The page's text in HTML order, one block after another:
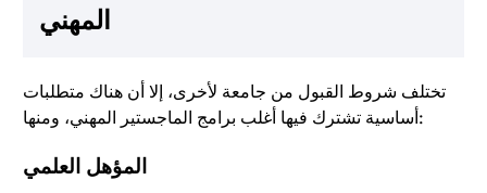
المهني
تختلف شروط القبول من جامعة لأخرى، إلا أن هناك متطلبات
أساسية تشترك فيها أغلب برامج الماجستير المهني، ومنها:
المؤهل العلمي